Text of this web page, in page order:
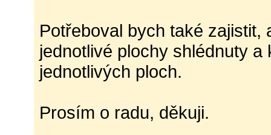
Potřeboval bych také
jednotlivé plochy shlédnuty
jednotlivých ploch.
Prosím o radu, děkuji.